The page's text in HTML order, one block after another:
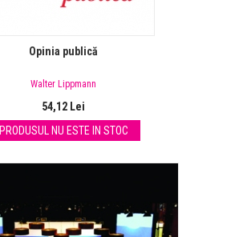
Opinia publică
Walter Lippmann
54,12 Lei
PRODUSUL NU ESTE IN STOC